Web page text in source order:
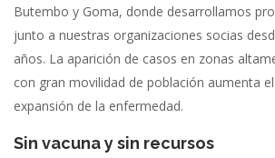
Butembo y Goma, donde desarrollamos
junto a nuestras organizaciones socias
años. La aparición de casos en zonas
con gran movilidad de población aumenta
expansión de la enfermedad.
Sin vacuna y sin recursos